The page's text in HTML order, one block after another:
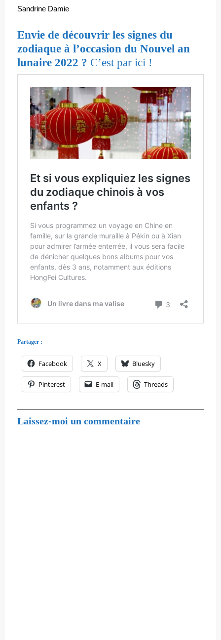
Sandrine Damie
Envie de découvrir les signes du
zodiaque à l’occasion du Nouvel an
lunaire 2022 ? C’est par ici !
Partager :
Facebook X Bluesky
Pinterest E-mail Threads
Laissez-moi un commentaire